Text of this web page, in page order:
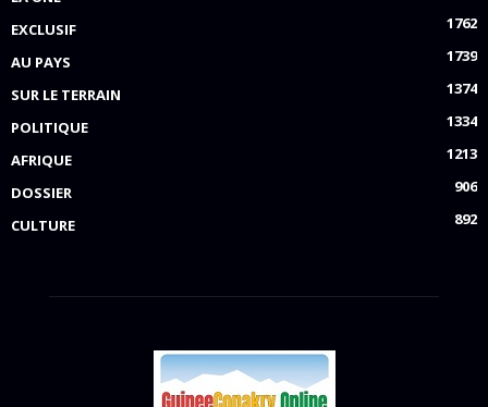
EXCLUSIF
1762
AU PAYS
1739
SUR LE TERRAIN
1374
POLITIQUE
1334
AFRIQUE
1213
DOSSIER
906
CULTURE
892